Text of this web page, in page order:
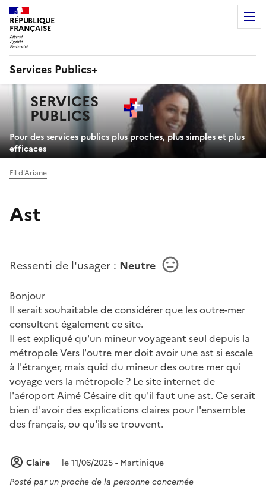
RÉPUBLIQUE
FRANÇAISE
Services Publics+
principaleSERVICES
PUBLICS+
Pour des services publics plus proches, plus simples et plus
efficaces
Fil d'Ariane
Ast
Ressenti de l'usager : Neutre
Bonjour
Il serait souhaitable de considérer que les outre-mer
consultent également ce site.
Il est expliqué qu'un mineur voyageant seul depuis la
métropole Vers l'outre mer doit avoir une ast si escale
à l'étranger, mais quid du mineur des outre mer qui
voyage vers la métropole ? Le site internet de
l'aéroport Aimé Césaire dit qu'il faut une ast. Ce serait
bien d'avoir des explications claires pour l'ensemble
des français, ou qu'ils se trouvent.
Claire
le 11/06/2025 - Martinique
Posté parun proche de la personne concernée